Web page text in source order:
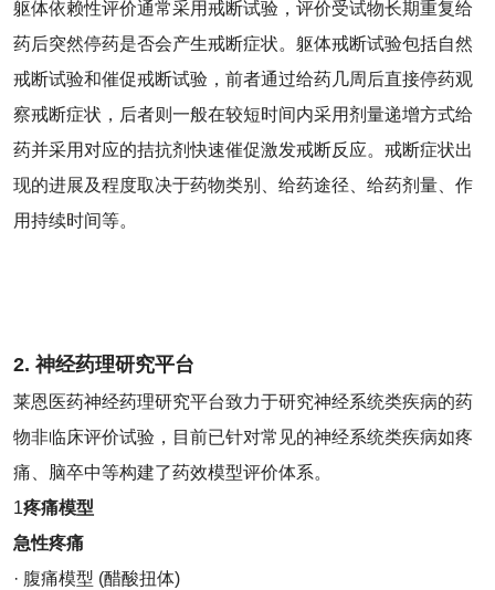
躯体依赖性评价通常采用戒断试验，评价受试物长期重复给
药后突然停药是否会产生戒断症状。躯体戒断试验包括自然
戒断试验和催促戒断试验，前者通过给药几周后直接停药观
察戒断症状，后者则一般在较短时间内采用剂量递增方式给
药并采用对应的拮抗剂快速催促激发戒断反应。戒断症状出
现的进展及程度取决于药物类别、给药途径、给药剂量、作
用持续时间等。
2. 神经药理研究平台
莱恩医药神经药理研究平台致力于研究神经系统类疾病的药
物非临床评价试验，目前已针对常见的神经系统类疾病如疼
痛、脑卒中等构建了药效模型评价体系。
1疼痛模型
急性疼痛
· 腹痛模型 (醋酸扭体)